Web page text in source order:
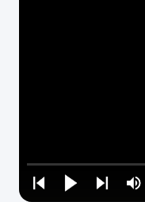
Play
Play
Play
Loaded:
0%